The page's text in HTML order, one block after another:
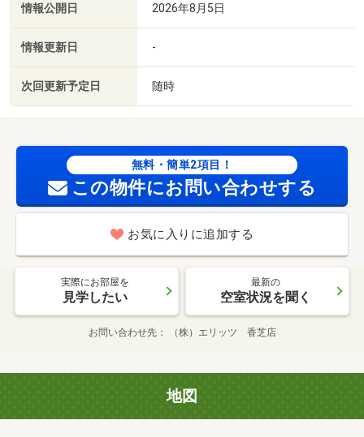
情報公開日 2026年8月5日
情報更新日 -
次回更新予定日 随時
無料・簡単2項目！
この物件にお問い合わせする
お気に入りに追加する
実際にお部屋を
見学したい
最新の
空室状況を聞く
お問い合わせ先 （株）エリッツ 香芝店
地図